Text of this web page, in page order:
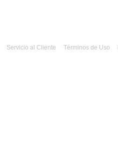
Servicio al Cliente Términos de Uso